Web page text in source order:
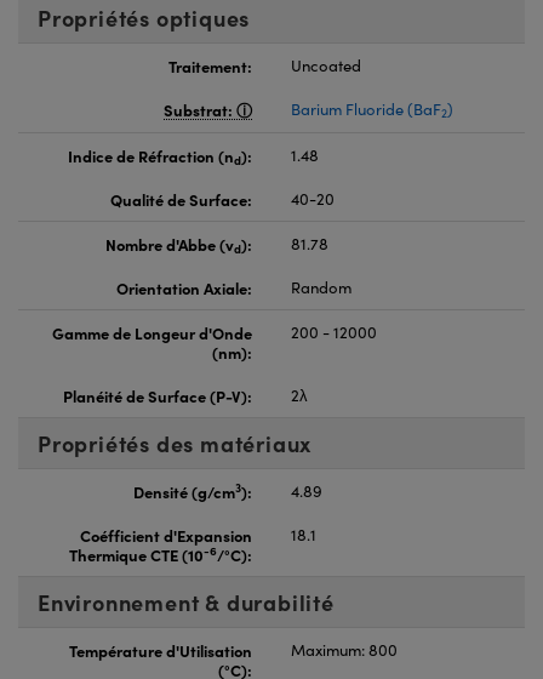
Propriétés optiques
Traitement:
Uncoated
Substrat:
Barium Fluoride (BaF2)
Indice de Réfraction (nd):
1.48
Qualité de Surface:
40-20
Nombre d'Abbe (vd):
81.78
Orientation Axiale:
Random
Gamme de Longeur d'Onde
(nm):
200 - 12000
Planéité de Surface (P-V): 2λ
Propriétés des matériaux
Densité (g/cm3):
4.89
Coéfficient d'Expansion
Thermique CTE (10-6/°C):
18.1
Environnement & durabilité
Température d'Utilisation
(°C):
Maximum: 800